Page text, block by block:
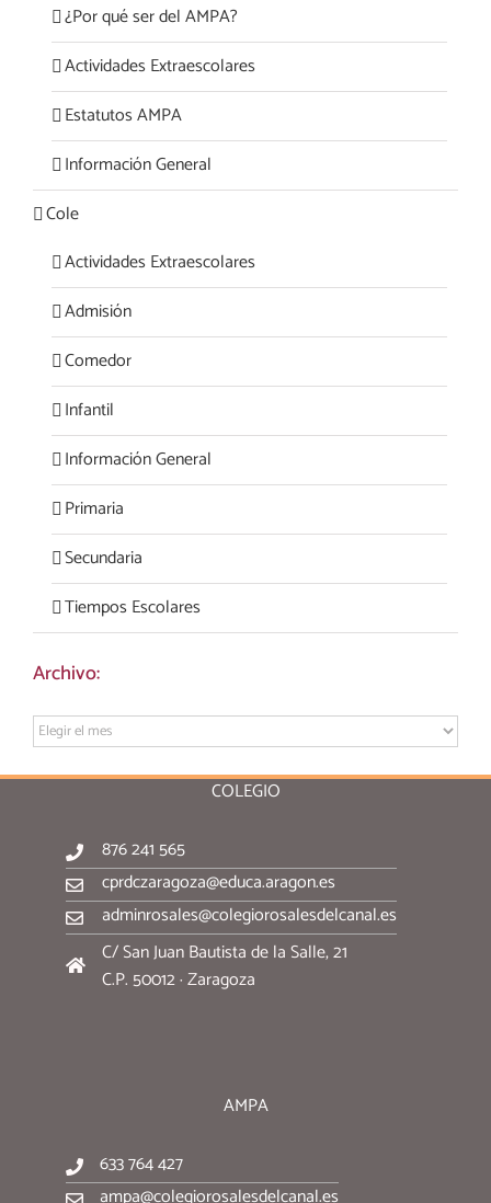
¿Por qué ser del AMPA?
Actividades Extraescolares
Estatutos AMPA
Información General
Cole
Actividades Extraescolares
Admisión
Comedor
Infantil
Información General
Primaria
Secundaria
Tiempos Escolares
Archivo:
Archivo:
COLEGIO
876 241 565
cprdczaragoza@educa.aragon.es
adminrosales@colegiorosalesdelcanal.es
C/ San Juan Bautista de la Salle, 21
C.P. 50012 · Zaragoza
AMPA
633 764 427
ampa@colegiorosalesdelcanal.es